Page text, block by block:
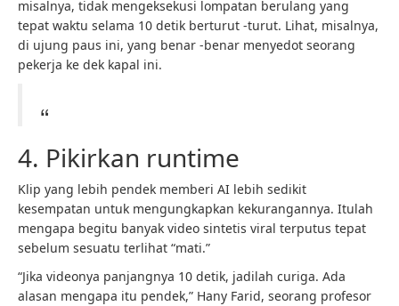
misalnya, tidak mengeksekusi lompatan berulang yang
tepat waktu selama 10 detik berturut -turut. Lihat, misalnya,
di ujung paus ini, yang benar -benar menyedot seorang
pekerja ke dek kapal ini.
4. Pikirkan runtime
Klip yang lebih pendek memberi AI lebih sedikit
kesempatan untuk mengungkapkan kekurangannya. Itulah
mengapa begitu banyak video sintetis viral terputus tepat
sebelum sesuatu terlihat “mati.”
“Jika videonya panjangnya 10 detik, jadilah curiga. Ada
alasan mengapa itu pendek,” Hany Farid, seorang profesor